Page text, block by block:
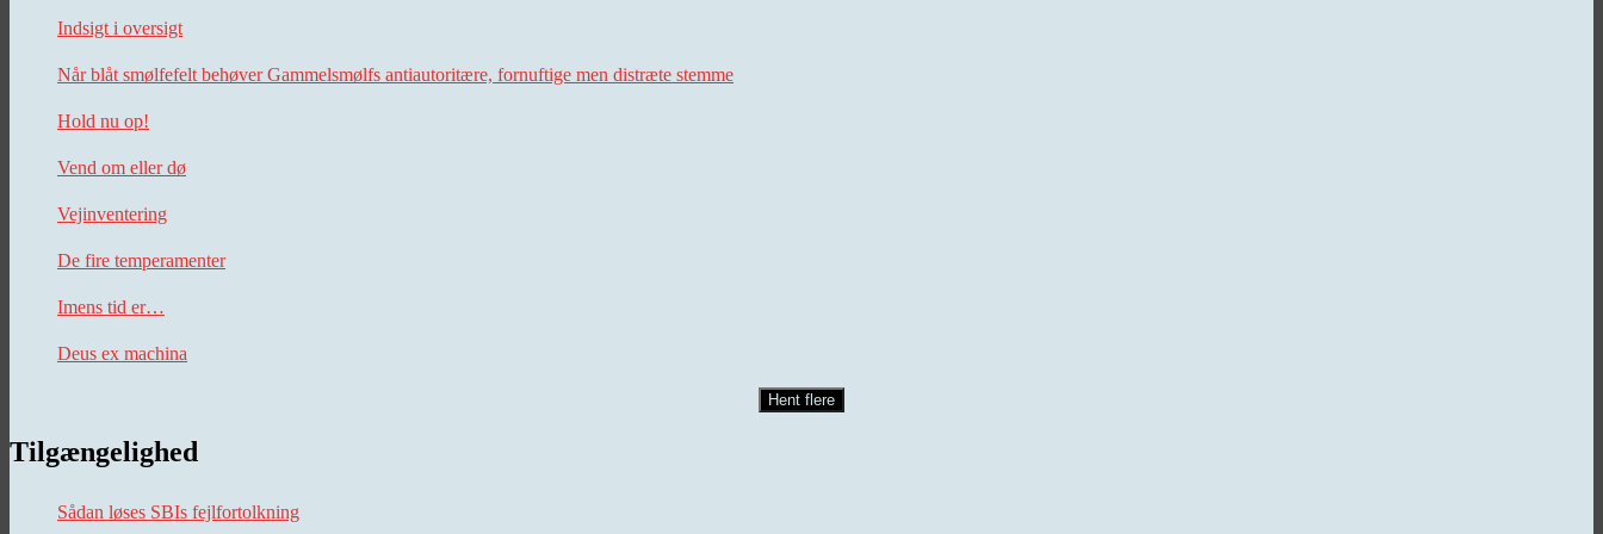
Indsigt i oversigt
Når blåt smølfefelt behøver Gammelsmølfs antiautoritære, fornuftige men distræte stemme
Hold nu op!
Vend om eller dø
Vejinventering
De fire temperamenter
Imens tid er…
Deus ex machina
Hent flere
Tilgængelighed
Sådan løses SBIs fejlfortolkning